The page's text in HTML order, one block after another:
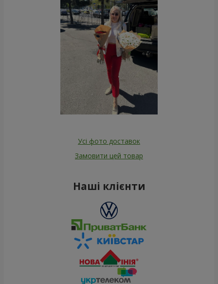
Усі фото доставок
Замовити цей товар
Наші клієнти